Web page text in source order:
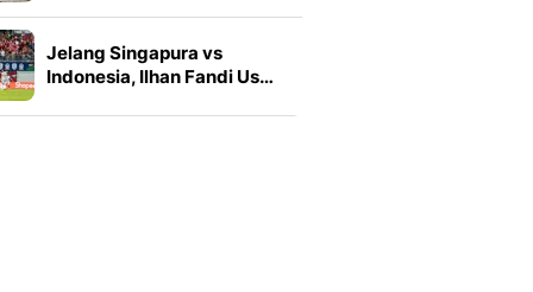
Jelang Singapura vs
Indonesia, Ilhan Fandi Us…